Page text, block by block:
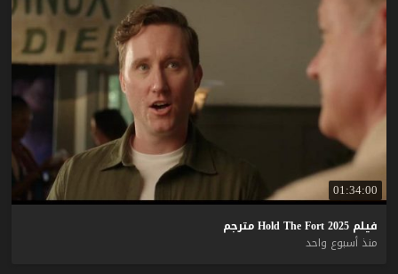
01:34:00
فيلم Hold The Fort 2025
مترجم
منذ أسبوع واحد